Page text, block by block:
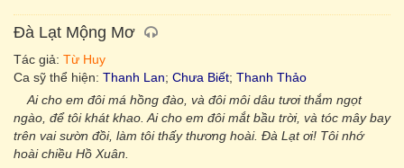
Đà Lạt Mộng Mơ
Tác giả: Từ Huy
Ca sỹ thể hiện: Thanh Lan; Chưa Biết; Thanh Thảo
Ai cho em đôi má hồng đào, và đôi môi dâu tươi thắm ngọt
ngào, để tôi khát khao. Ai cho em đôi mắt bầu trời, và tóc mây bay
trên vai sườn đồi, làm tôi thấy thương hoài. Ðà Lạt ơi! Tôi nhớ
hoài chiều Hồ Xuân.